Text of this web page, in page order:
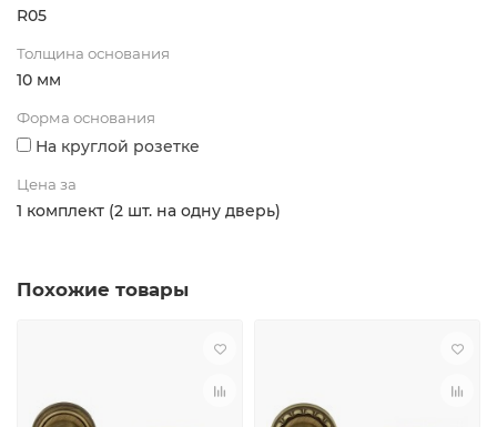
R05
Толщина основания
10 мм
Форма основания
На круглой розетке
Цена за
1 комплект (2 шт. на одну дверь)
Похожие товары